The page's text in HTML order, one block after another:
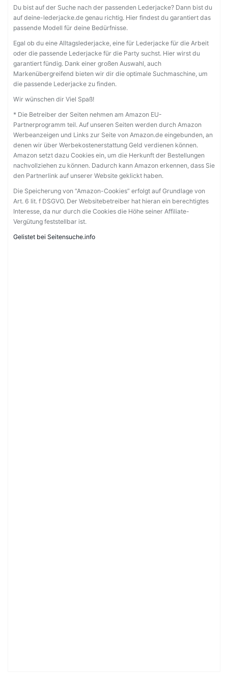
Du bist auf der Suche nach der passenden Lederjacke? Dann bist du
auf deine-lederjacke.de genau richtig. Hier findest du garantiert das
passende Modell für deine Bedürfnisse.
Egal ob du eine Alltagslederjacke, eine für Lederjacke für die Arbeit
oder die passende Lederjacke für die Party suchst. Hier wirst du
garantiert fündig. Dank einer großen Auswahl, auch
Markenübergreifend bieten wir dir die optimale Suchmaschine, um
die passende Lederjacke zu finden.
Wir wünschen dir Viel Spaß!
* Die Betreiber der Seiten nehmen am Amazon EU-
Partnerprogramm teil. Auf unseren Seiten werden durch Amazon
Werbeanzeigen und Links zur Seite von Amazon.de eingebunden, an
denen wir über Werbekostenerstattung Geld verdienen können.
Amazon setzt dazu Cookies ein, um die Herkunft der Bestellungen
nachvollziehen zu können. Dadurch kann Amazon erkennen, dass Sie
den Partnerlink auf unserer Website geklickt haben.
Die Speicherung von “Amazon-Cookies” erfolgt auf Grundlage von
Art. 6 lit. f DSGVO. Der Websitebetreiber hat hieran ein berechtigtes
Interesse, da nur durch die Cookies die Höhe seiner Affiliate-
Vergütung feststellbar ist.
Gelistet bei Seitensuche.info